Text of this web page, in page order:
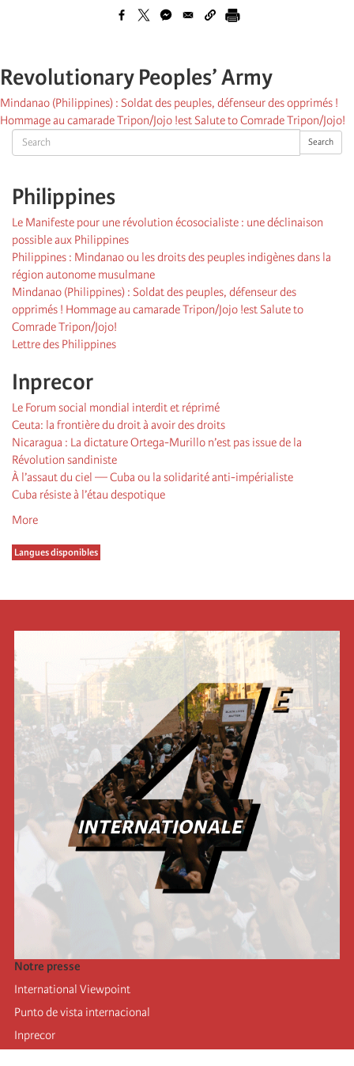
Search Search
Philippines
Le Manifeste pour une révolution écosocialiste : une déclinaison
possible aux Philippines
Philippines : Mindanao ou les droits des peuples indigènes dans la
région autonome musulmane
Mindanao (Philippines) : Soldat des peuples, défenseur des
opprimés ! Hommage au camarade Tripon/Jojo !est Salute to
Comrade Tripon/Jojo!
Lettre des Philippines
Inprecor
Le Forum social mondial interdit et réprimé
Ceuta: la frontière du droit à avoir des droits
Nicaragua : La dictature Ortega-Murillo n’est pas issue de la
Révolution sandiniste
À l’assaut du ciel — Cuba ou la solidarité anti-impérialiste
Cuba résiste à l’étau despotique
More
Langues disponibles
Revolutionary Peoples’ Army
Mindanao (Philippines) : Soldat des peuples, défenseur des opprimés !
Hommage au camarade Tripon/Jojo !est Salute to Comrade Tripon/Jojo!
Notre presse
International Viewpoint
Punto de vista internacional
Inprecor